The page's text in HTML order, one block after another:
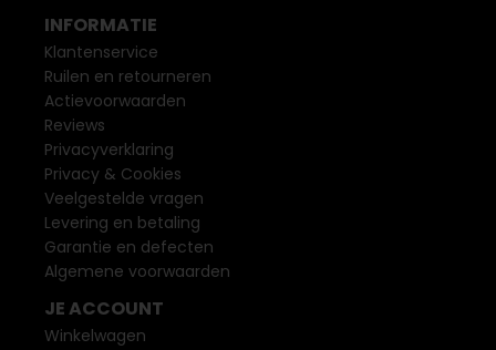
INFORMATIE
Klantenservice
Ruilen en retourneren
Actievoorwaarden
Reviews
Privacyverklaring
Privacy & Cookies
Veelgestelde vragen
Levering en betaling
Garantie en defecten
Algemene voorwaarden
JE ACCOUNT
Winkelwagen